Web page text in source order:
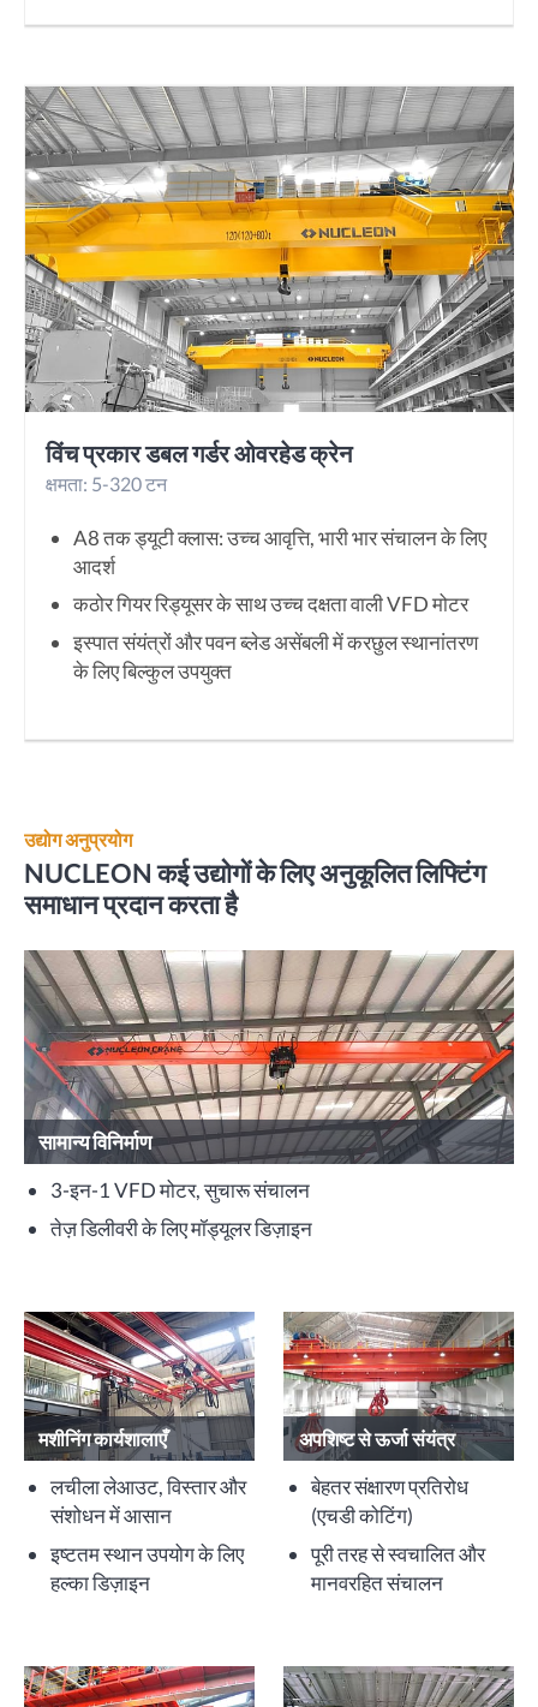
विंच प्रकार डबल गर्डर ओवरहेड क्रेन
क्षमता: 5-320 टन
A8 तक ड्यूटी क्लास: उच्च आवृत्ति, भारी भार संचालन के लिए
आदर्श
कठोर गियर रिड्यूसर के साथ उच्च दक्षता वाली VFD मोटर
इस्पात संयंत्रों और पवन ब्लेड असेंबली में करछुल स्थानांतरण
के लिए बिल्कुल उपयुक्त
उद्योग अनुप्रयोग
NUCLEON कई उद्योगों के लिए अनुकूलित लिफ्टिंग
समाधान प्रदान करता है
सामान्य विनिर्माण
3-इन-1 VFD मोटर, सुचारू संचालन
तेज़ डिलीवरी के लिए मॉड्यूलर डिज़ाइन
मशीनिंग कार्यशालाएँ
लचीला लेआउट, विस्तार और
संशोधन में आसान
इष्टतम स्थान उपयोग के लिए
हल्का डिज़ाइन
अपशिष्ट से ऊर्जा संयंत्र
बेहतर संक्षारण प्रतिरोध
(एचडी कोटिंग)
पूरी तरह से स्वचालित और
मानवरहित संचालन